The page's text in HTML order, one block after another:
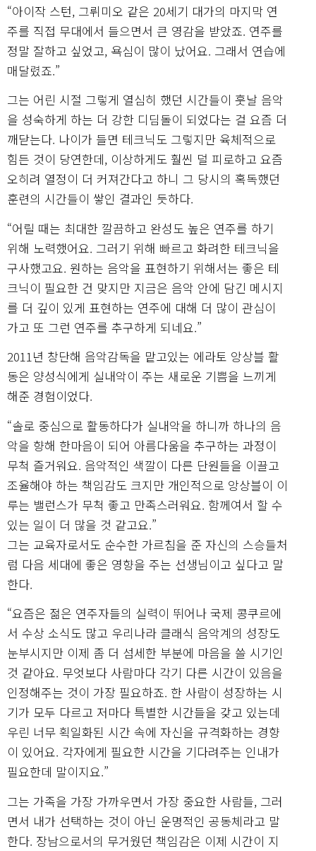
“아이작 스턴, 그뤼미오 같은 20세기 대가의 마지막 연
주를 직접 무대에서 들으면서 큰 영감을 받았죠. 연주를
정말 잘하고 싶었고, 욕심이 많이 났어요. 그래서 연습에
매달렸죠.”
그는 어린 시절 그렇게 열심히 했던 시간들이 훗날 음악
을 성숙하게 하는 더 강한 디딤돌이 되었다는 걸 요즘 더
깨닫는다. 나이가 들면 테크닉도 그렇지만 육체적으로
힘든 것이 당연한데, 이상하게도 훨씬 덜 피로하고 요즘
오히려 열정이 더 커져간다고 하니 그 당시의 혹독했던
훈련의 시간들이 쌓인 결과인 듯하다.
“어릴 때는 최대한 깔끔하고 완성도 높은 연주를 하기
위해 노력했어요. 그러기 위해 빠르고 화려한 테크닉을
구사했고요. 원하는 음악을 표현하기 위해서는 좋은 테
크닉이 필요한 건 맞지만 지금은 음악 안에 담긴 메시지
를 더 깊이 있게 표현하는 연주에 대해 더 많이 관심이
가고 또 그런 연주를 추구하게 되네요.”
2011년 창단해 음악감독을 맡고있는 에라토 앙상블 활
동은 양성식에게 실내악이 주는 새로운 기쁨을 느끼게
해준 경험이었다.
“솔로 중심으로 활동하다가 실내악을 하니까 하나의 음
악을 향해 한마음이 되어 아름다움을 추구하는 과정이
무척 즐거워요. 음악적인 색깔이 다른 단원들을 이끌고
조율해야 하는 책임감도 크지만 개인적으로 앙상블이 이
루는 밸런스가 무척 좋고 만족스러워요. 함께여서 할 수
있는 일이 더 많을 것 같고요.”
그는 교육자로서도 순수한 가르침을 준 자신의 스승들처
럼 다음 세대에 좋은 영향을 주는 선생님이고 싶다고 말
한다.
“요즘은 젊은 연주자들의 실력이 뛰어나 국제 콩쿠르에
서 수상 소식도 많고 우리나라 클래식 음악계의 성장도
눈부시지만 이제 좀 더 섬세한 부분에 마음을 쓸 시기인
것 같아요. 무엇보다 사람마다 각기 다른 시간이 있음을
인정해주는 것이 가장 필요하죠. 한 사람이 성장하는 시
기가 모두 다르고 저마다 특별한 시간들을 갖고 있는데
우린 너무 획일화된 시간 속에 자신을 규격화하는 경향
이 있어요. 각자에게 필요한 시간을 기다려주는 인내가
필요한데 말이지요.”
그는 가족을 가장 가까우면서 가장 중요한 사람들, 그러
면서 내가 선택하는 것이 아닌 운명적인 공동체라고 말
한다. 장남으로서의 무거웠던 책임감은 이제 시간이 지